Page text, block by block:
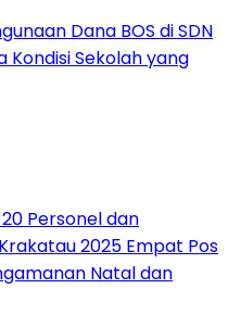
Dana BOS di SDN
Kondisi Sekolah yang
Personel dan
2025 Empat Pos
Natal dan